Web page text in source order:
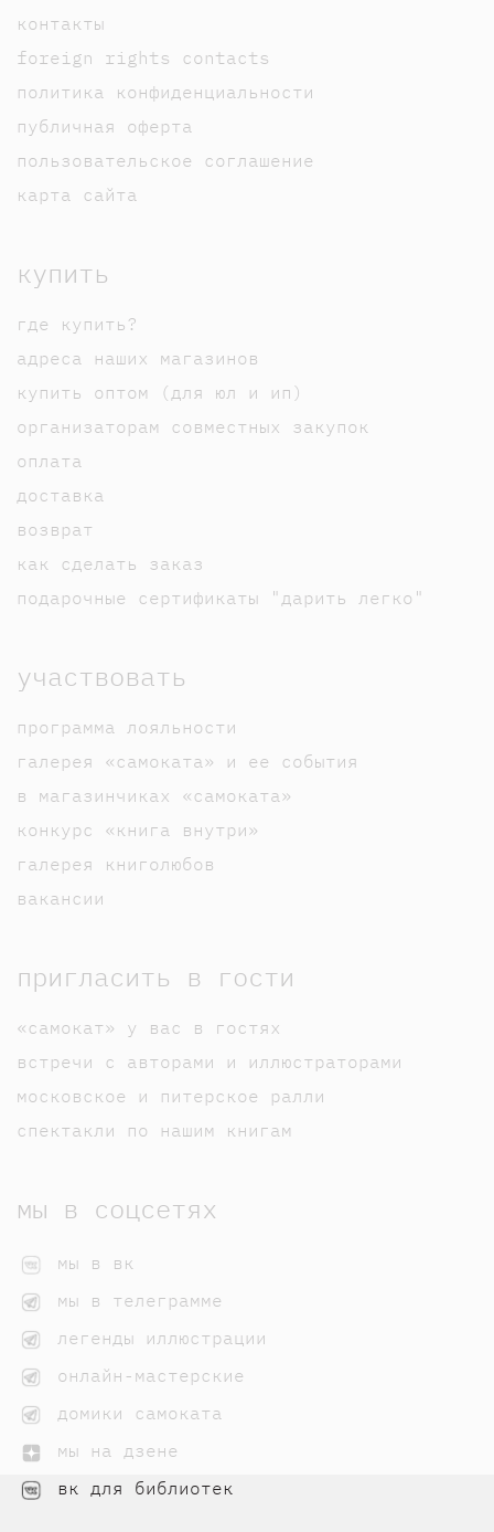
контакты
foreign rights contacts
политика конфиденциальности
публичная оферта
пользовательское соглашение
карта сайта
купить
где купить?
адреса наших магазинов
купить оптом (для юл и ип)
организаторам совместных закупок
оплата
доставка
возврат
как сделать заказ
подарочные сертификаты "дарить легко"
участвовать
программа лояльности
галерея «самоката» и ее события
в магазинчиках «самоката»
конкурс «книга внутри»
галерея книголюбов
вакансии
пригласить в гости
«самокат» у вас в гостях
встречи с авторами и иллюстраторами
московское и питерское ралли
спектакли по нашим книгам
мы в соцсетях
мы в вк
мы в телеграмме
легенды иллюстрации
онлайн-мастерские
домики самоката
мы на дзене
вк для библиотек